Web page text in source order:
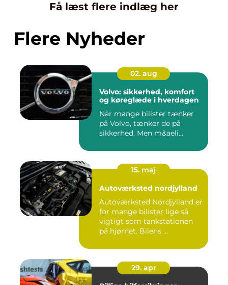
Få læst flere indlæg her
Flere Nyheder
02. aug
Volvo: sikkerhed, komfort
og køreglæde i hverdagen
Når mange bilister tænker
på Volvo, tænker de på
sikkerhed. Men m&aeli...
15. maj
Autoværksted nordjylland
Autoværksted Nordjylland er
for mange bilister lige så
vigtigt som tankstationen
på hjørnet. Bilens ...
29. apr